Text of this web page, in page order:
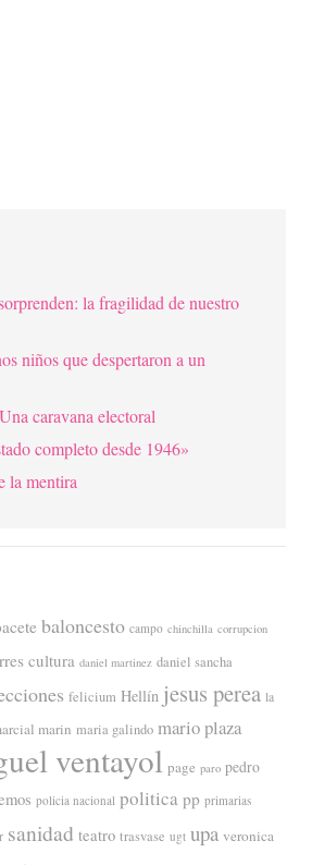
la fragilidad de nuestro
niños que despertaron a un
caravana electoral
completo desde 1946»
la mentira
baloncesto campo chinchilla corrupcion
cultura daniel martinez daniel sancha
felicium Hellín jesus perea la
marin maria galindo mario plaza
ventayol page paro pedro
policia nacional politica pp primarias
sanidad teatro trasvase ugt upa veronica